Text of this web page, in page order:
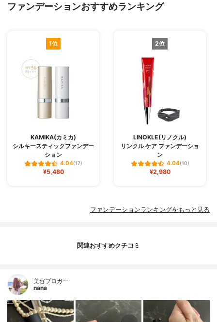
ファンデーションおすすめランキング
1位
KAMIKA(カミカ)
シルキースティックファンデー
ション
4.04(17)
¥5,480
2位
LINOKLE(リノクル)
リンクル ケア ファンデーショ
ン
4.04(10)
¥2,980
ファンデーションランキングをもっと見る
関連おすすめクチコミ
美容ブロガー
nana